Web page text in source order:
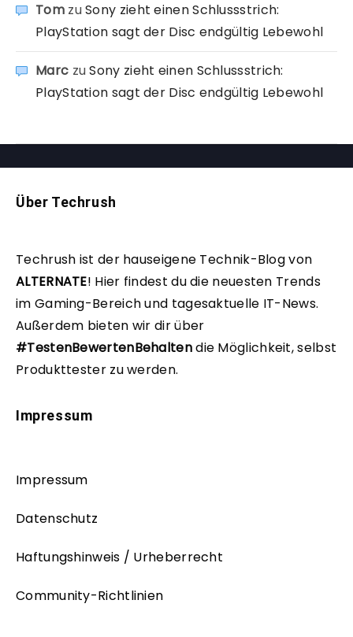
TomzuSony zieht einen Schlussstrich:
PlayStation sagt der Disc endgültig Lebewohl
Marc zuSony zieht einen Schlussstrich:
PlayStation sagt der Disc endgültig Lebewohl
Über Techrush
Techrush ist der hauseigene Technik-Blog von
ALTERNATE! Hier findest du die neuesten Trends
im Gaming-Bereich und tagesaktuelle IT-News.
Außerdem bieten wir dir über
#TestenBewertenBehaltendie Möglichkeit, selbst
Produkttester zu werden.
Impressum
Impressum
Datenschutz
Haftungshinweis / Urheberrecht
Community-Richtlinien